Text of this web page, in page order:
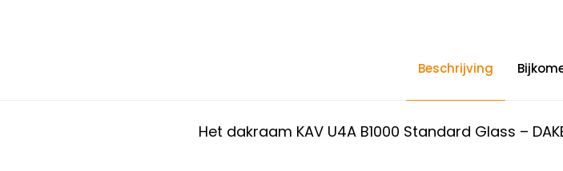
Beschrijving
Het dakraam KAV U4A B1000 Standard Glass –